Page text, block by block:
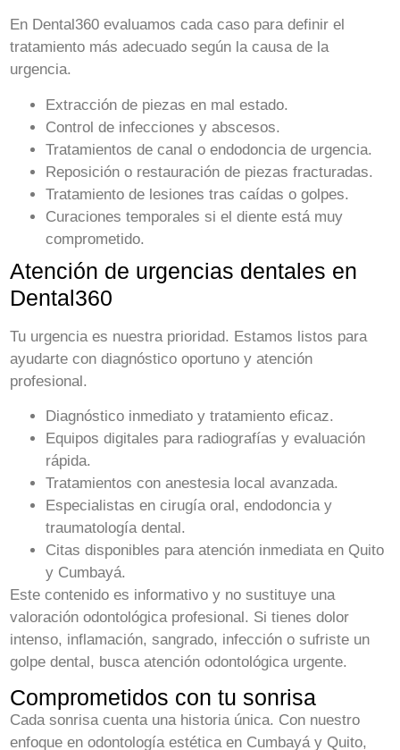
En Dental360 evaluamos cada caso para definir el
tratamiento más adecuado según la causa de la
urgencia.
Extracción de piezas en mal estado.
Control de infecciones y abscesos.
Tratamientos de canal o endodoncia de urgencia.
Reposición o restauración de piezas fracturadas.
Tratamiento de lesiones tras caídas o golpes.
Curaciones temporales si el diente está muy
comprometido.
Atención de urgencias dentales en
Dental360
Tu urgencia es nuestra prioridad. Estamos listos para
ayudarte con diagnóstico oportuno y atención
profesional.
Diagnóstico inmediato y tratamiento eficaz.
Equipos digitales para radiografías y evaluación
rápida.
Tratamientos con anestesia local avanzada.
Especialistas en cirugía oral, endodoncia y
traumatología dental.
Citas disponibles para atención inmediata en Quito
y Cumbayá.
Este contenido es informativo y no sustituye una
valoración odontológica profesional. Si tienes dolor
intenso, inflamación, sangrado, infección o sufriste un
golpe dental, busca atención odontológica urgente.
Comprometidos con tu sonrisa
Cada sonrisa cuenta una historia única. Con nuestro
enfoque en odontología estética en Cumbayá y Quito,